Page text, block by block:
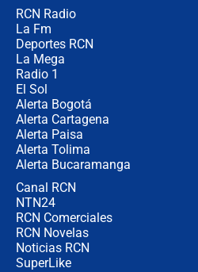
RCN Radio
La Fm
Deportes RCN
La Mega
Radio 1
El Sol
Alerta Bogotá
Alerta Cartagena
Alerta Paisa
Alerta Tolima
Alerta Bucaramanga
Canal RCN
NTN24
RCN Comerciales
RCN Novelas
Noticias RCN
SuperLike